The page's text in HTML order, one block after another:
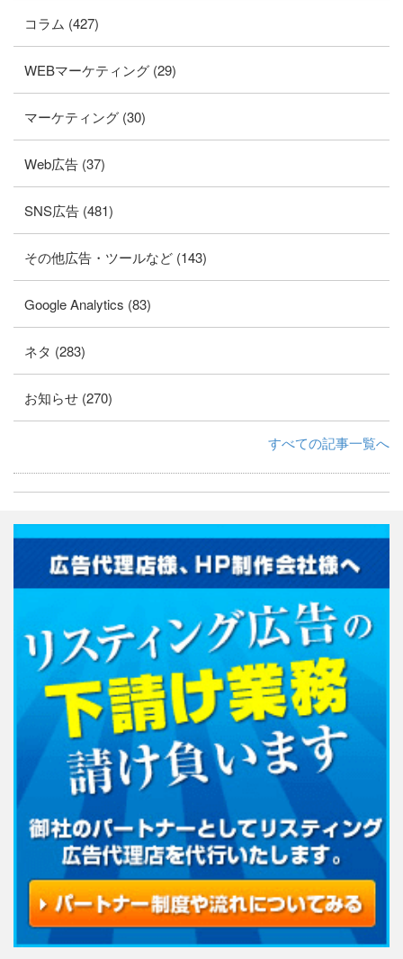
コラム (427)
WEBマーケティング (29)
マーケティング (30)
Web広告 (37)
SNS広告 (481)
その他広告・ツールなど (143)
Google Analytics (83)
ネタ (283)
お知らせ (270)
すべての記事一覧へ